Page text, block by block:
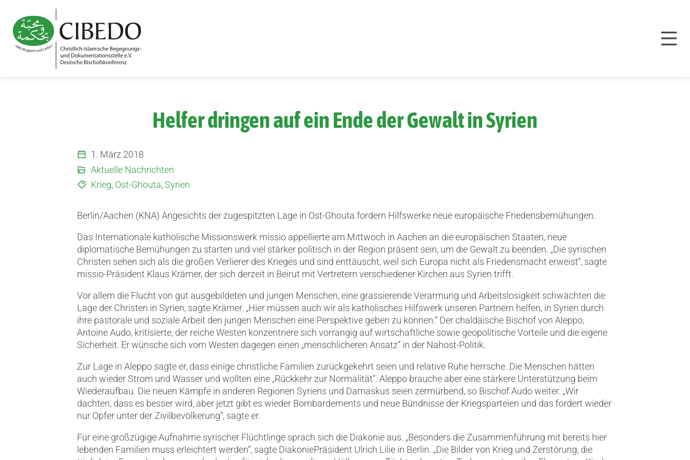
Helfer dringen auf ein Ende der Gewalt in Syrien
1. März 2018
Aktuelle Nachrichten
Krieg, Ost-Ghouta,Syrien
Berlin/Aachen (KNA) Angesichts der zugespitzten Lage in Ost-Ghouta fordern Hilfswerke neue europäische Friedensbemühungen.
Das Internationale katholische Missionswerk missio appellierte am Mittwoch in Aachen an die europäischen Staaten, neue
diplomatische Bemühungen zu starten und viel stärker politisch in der Region präsent sein, um die Gewalt zu beenden. „Die syrischen
Christen sehen sich als die großen Verlierer des Krieges und sind enttäuscht, weil sich Europa nicht als Friedensmacht erweist“, sagte
missio-Präsident Klaus Krämer, der sich derzeit in Beirut mit Vertretern verschiedener Kirchen aus Syrien trifft.
Vor allem die Flucht von gut ausgebildeten und jungen Menschen, eine grassierende Verarmung und Arbeitslosigkeit schwächten die
Lage der Christen in Syrien, sagte Krämer. „Hier müssen auch wir als katholisches Hilfswerk unseren Partnern helfen, in Syrien durch
ihre pastorale und soziale Arbeit den jungen Menschen eine Perspektive geben zu können.“ Der chaldäische Bischof von Aleppo,
Antoine Audo, kritisierte, der reiche Westen konzentriere sich vorrangig auf wirtschaftliche sowie geopolitische Vorteile und die eigene
Sicherheit. Er wünsche sich vom Westen dagegen einen „menschlicheren Ansatz“ in der Nahost-Politik.
Zur Lage in Aleppo sagte er, dass einige christliche Familien zurückgekehrt seien und relative Ruhe herrsche. Die Menschen hätten
auch wieder Strom und Wasser und wollten eine „Rückkehr zur Normalität“. Aleppo brauche aber eine stärkere Unterstützung beim
Wiederaufbau. Die neuen Kämpfe in anderen Regionen Syriens und Damaskus seien zermürbend, so Bischof Audo weiter. „Wir
dachten, dass es besser wird, aber jetzt gibt es wieder Bombardements und neue Bündnisse der Kriegsparteien und das fordert wieder
nur Opfer unter der Zivilbevölkerung“, sagte er.
Für eine großzügige Aufnahme syrischer Flüchtlinge sprach sich die Diakonie aus. „Besonders die Zusammenführung mit bereits hier
lebenden Familien muss erleichtert werden“, sagte DiakoniePräsident Ulrich Lilie in Berlin. „Die Bilder von Krieg und Zerstörung, die